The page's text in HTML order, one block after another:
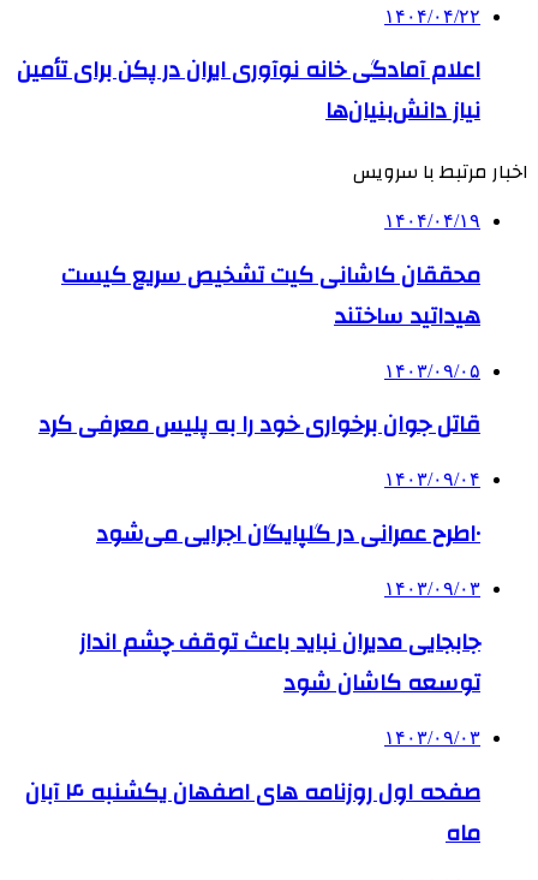
۱۴۰۴/۰۴/۲۲
اعلام آمادگی خانه نوآوری ایران در پکن برای تأمین
نیاز دانش‌بنیان‌ها
اخبار مرتبط با سرویس
۱۴۰۴/۰۴/۱۹
محققان کاشانی کیت تشخیص سریع کیست
هیداتید ساختند
۱۴۰۳/۰۹/۰۵
قاتل جوان برخواری خود را به پلیس معرفی کرد
۱۴۰۳/۰۹/۰۴
۱۰طرح عمرانی در گلپایگان اجرایی می‌شود
۱۴۰۳/۰۹/۰۳
جابجایی مدیران نباید باعث توقف چشم انداز
توسعه کاشان شود
۱۴۰۳/۰۹/۰۳
صفحه اول روزنامه های اصفهان یکشنبه ۴ آبان
ماه